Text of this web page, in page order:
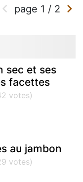
page 1 / 2
sec et ses
facettes
au jambon